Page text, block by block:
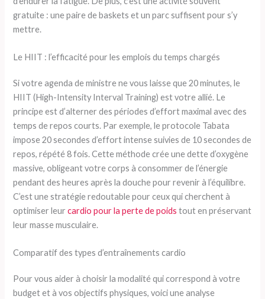
gratuite : une paire de baskets et un parc suffisent pour s’y
mettre.
Le HIIT : l’efficacité pour les emplois du temps chargés
Si votre agenda de ministre ne vous laisse que 20 minutes, le
HIIT (High-Intensity Interval Training) est votre allié. Le
principe est d’alterner des périodes d’effort maximal avec des
temps de repos courts. Par exemple, le protocole Tabata
impose 20 secondes d’effort intense suivies de 10 secondes de
repos, répété 8 fois. Cette méthode crée une dette d’oxygène
massive, obligeant votre corps à consommer de l’énergie
pendant des heures après la douche pour revenir à l’équilibre.
C’est une stratégie redoutable pour ceux qui cherchent à
optimiser leurcardio pour la perte de poids tout en préservant
leur masse musculaire.
Comparatif des types d’entraînements cardio
Pour vous aider à choisir la modalité qui correspond à votre
budget et à vos objectifs physiques, voici une analyse